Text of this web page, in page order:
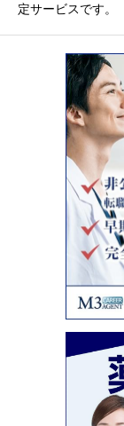
定サービスです。